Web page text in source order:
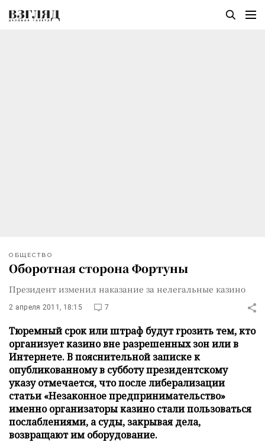
ОБЩЕСТВО
Оборотная сторона Фортуны
Президент изменил наказание за нелегальные казино
2 апреля 2011, 18:15 7
Тюремный срок или штраф будут грозить тем, кто
организует казино вне разрешенных зон или в
Интернете. В пояснительной записке к
опубликованному в субботу президентскому
указу отмечается, что после либерализации
статьи «Незаконное предпринимательство»
именно организаторы казино стали пользоваться
послаблениями, а суды, закрывая дела,
возвращают им оборудование.